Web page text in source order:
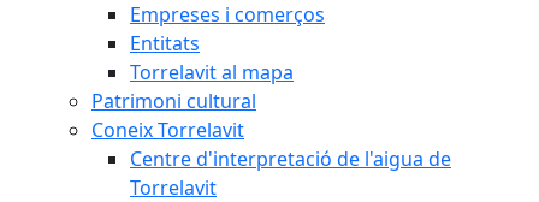
Empreses i comerços
Entitats
Torrelavit al mapa
Patrimoni cultural
Coneix Torrelavit
Centre d'interpretació de l'aigua de
Torrelavit